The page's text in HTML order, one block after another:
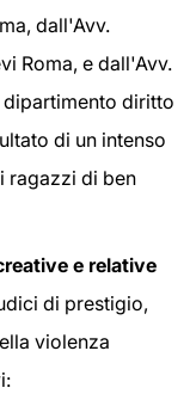
dall'Avv.
Roma, e dall'Avv.
diritto
di un intenso
ragazzi di ben
e relative
di prestigio,
violenza